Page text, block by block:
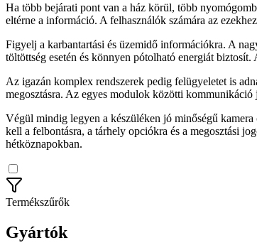
Ha több bejárati pont van a ház körül, több
eltérne a információ. A felhasználók számára az
Figyelj a karbantartási és üzemidő információkra. A
töltöttség esetén és könnyen pótolható energiát
Az igazán komplex rendszerek pedig felügyeletet is
megosztásra. Az egyes modulok közötti kommunikáció
Végül mindig legyen a készüléken jó minőségű
kell a felbontásra, a tárhely opciókra és a megosztási
hétköznapokban.
Termékszűrők
Gyártók